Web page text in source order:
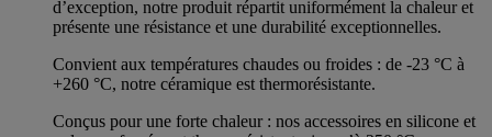
d’exception, notre produit répartit uniformément la chaleur et
présente une résistance et une durabilité exceptionnelles.
Convient aux températures chaudes ou froides : de -23 °C à
+260 °C, notre céramique est thermorésistante.
Conçus pour une forte chaleur : nos accessoires en silicone et